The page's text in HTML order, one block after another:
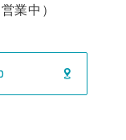
営業中）